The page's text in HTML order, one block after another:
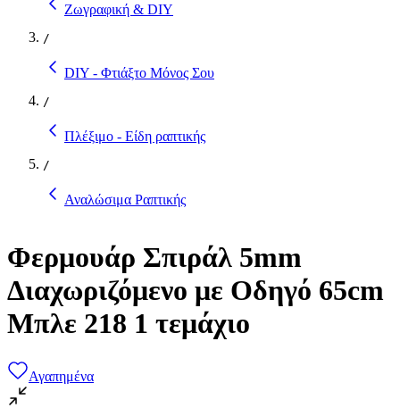
Ζωγραφική & DIY
/
DIY - Φτιάξτο Μόνος Σου
/
Πλέξιμο - Είδη ραπτικής
/
Αναλώσιμα Ραπτικής
Φερμουάρ Σπιράλ 5mm
Διαχωριζόμενο με Οδηγό 65cm
Μπλε 218 1 τεμάχιο
Αγαπημένα